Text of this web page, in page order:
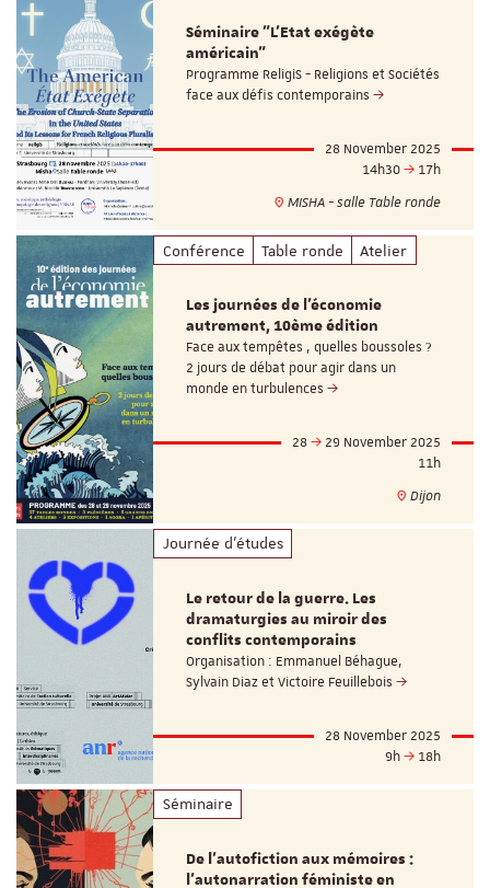
Séminaire "L'Etat exégète
américain"
Programme ReligiS - Religions et Sociétés
face aux défis contemporains
28 November 2025
14h30
17h
MISHA - salle Table ronde
Conférence Table ronde Atelier
Les journées de l'économie
autrement, 10ème édition
Face aux tempêtes , quelles boussoles ?
2 jours de débat pour agir dans un
monde en turbulences
28
29 November 2025
11h
Dijon
Journée d'études
Le retour de la guerre. Les
dramaturgies au miroir des
conflits contemporains
Organisation : Emmanuel Béhague,
Sylvain Diaz et Victoire Feuillebois
28 November 2025
9h
18h
Séminaire
De l’autofiction aux mémoires :
l’autonarration féministe en